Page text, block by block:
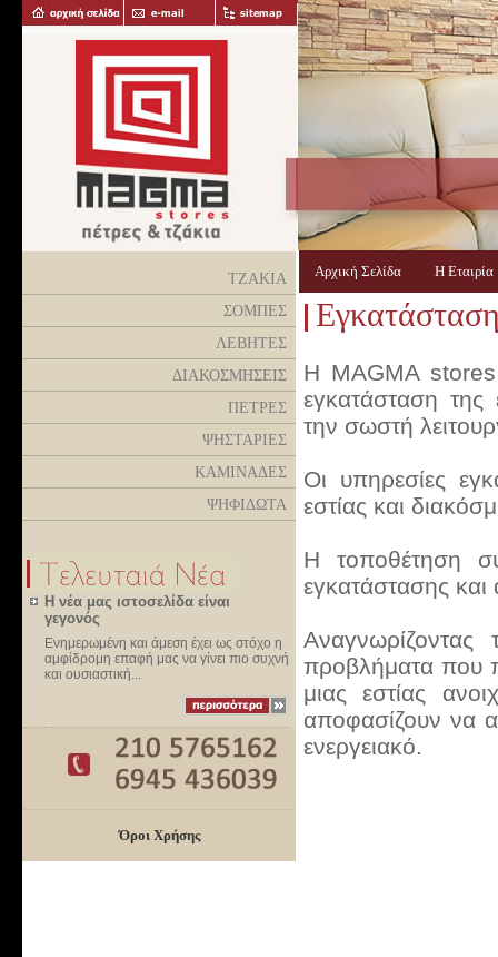
ΤΖΑΚΙΑ
ΣΟΜΠΕΣ
ΛΕΒΗΤΕΣ
ΔΙΑΚΟΣΜΗΣΕΙΣ
ΠΕΤΡΕΣ
ΨΗΣΤΑΡΙΕΣ
ΚΑΜΙΝΑΔΕΣ
ΨΗΦΙΔΩΤΑ
Η νέα μας ιστοσελίδα είναι
γεγονός
Ενημερωμένη και άμεση έχει ως στόχο η
αμφίδρομη επαφή μας να γίνει πιο συχνή
και ουσιαστική...
Όροι Χρήσης
Αρχική Σελίδα Η
Η ΜΑGMA stores
εγκατάσταση της
την σωστή
Οι υπηρεσίες
εστίας και
Η τοποθέτηση
εγκατάστασης και
προβλήματα που
μιας εστίας
αποφασίζουν να
ενεργειακό.